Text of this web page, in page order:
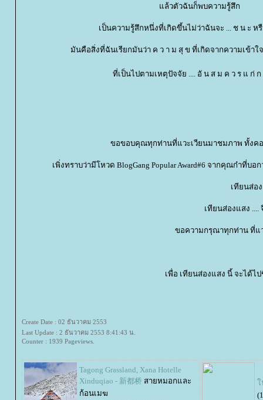
ล้วตัวฉันก็พบความรู้สึก
เป็นความรู้สึกหนึ่งที่เกิดขึ้นไม่ว่าฉันจะ ... ช น ะ
มันคือสิ่งที่ฉันเรียกมันว่า ค ว า ม สุ ข ที่เกิดจากความเข้า
ที่เป็นไปตามเหตุปัจจัย .... อั น ส ม ค ว ร แ ก่
ขอขอบคุณทุกท่านที่แวะเวียนมาชมภาพ ทั้งค
เพิ่งทราบว่ามีโหวด BlogGang Popular Award#6 จากคุณก๋าที่บ
เทียนส่อ
เทียนส่องแสง ....
ขอความกรุณาทุกท่าน ที่แ
เพื่อ เทียนส่องแสง นี้ จะได้ไ
Create Date : 02 ธันวาคม 2553
Last Update : 2 ธันวาคม 2553 8:41:43 น.
Counter : 1939 Pageviews.
Tagong Grassland, Xana Hotelle
Xinduqiao - 新都桥 สายหมอกและ
ก้อนเมฆ